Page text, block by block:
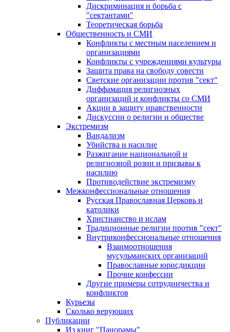
Дискриминация и борьба с
"сектантами"
Теоретическая борьба
Общественность и СМИ
Конфликты с местным населением и
организациями
Конфликты с учреждениями культуры
Защита права на свободу совести
Светские организации против "сект"
Диффамация религиозных
организаций и конфликты со СМИ
Акции в защиту нравственности
Дискуссии о религии и обществе
Экстремизм
Вандализм
Убийства и насилие
Разжигание национальной и
религиозной розни и призывы к
насилию
Противодействие экстремизму
Межконфессиональные отношения
Русская Православная Церковь и
католики
Христианство и ислам
Традиционные религии против "сект"
Внутриконфессиональные отношения
Взаимоотношения
мусульманских организаций
Православные юрисдикции
Прочие конфессии
Другие примеры сотрудничества и
конфликтов
Курьезы
Сколько верующих
Публикации
Из книг "Панорамы"